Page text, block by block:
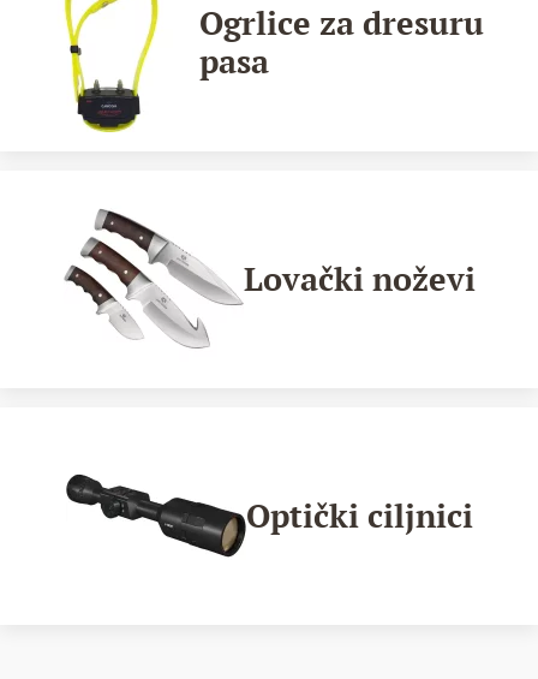
Ogrlice za dresuru
pasa
Lovački noževi
Optički ciljnici